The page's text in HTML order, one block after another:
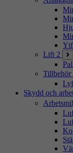
Lift 2
Tillbehör
Skydd och